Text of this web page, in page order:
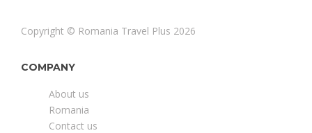
Copyright © Romania Travel Plus 2026
COMPANY
About us
Romania
Contact us